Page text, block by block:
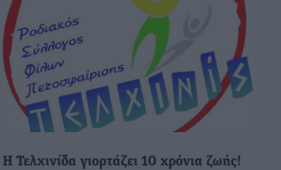
Η Τελχινίδα γιορτάζει 10 χρόνια ζωής!